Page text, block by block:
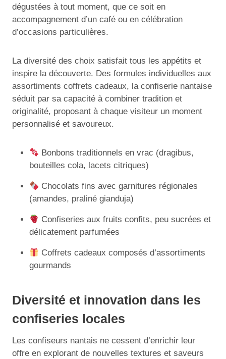
dégustées à tout moment, que ce soit en
accompagnement d’un café ou en célébration
d’occasions particulières.
La diversité des choix satisfait tous les appétits et
inspire la découverte. Des formules individuelles aux
assortiments coffrets cadeaux, la confiserie nantaise
séduit par sa capacité à combiner tradition et
originalité, proposant à chaque visiteur un moment
personnalisé et savoureux.
Bonbons traditionnels en vrac (dragibus,
bouteilles cola, lacets citriques)
Chocolats fins avec garnitures régionales
(amandes, praliné gianduja)
Confiseries aux fruits confits, peu sucrées et
délicatement parfumées
Coffrets cadeaux composés d’assortiments
gourmands
Diversité et innovation dans les
confiseries locales
Les confiseurs nantais ne cessent d’enrichir leur
offre en explorant de nouvelles textures et saveurs